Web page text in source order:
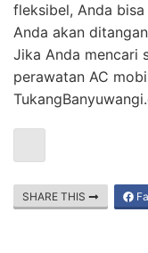
fleksibel, Anda
Anda akan
Jika Anda mencari
perawatan AC
SHARE THIS